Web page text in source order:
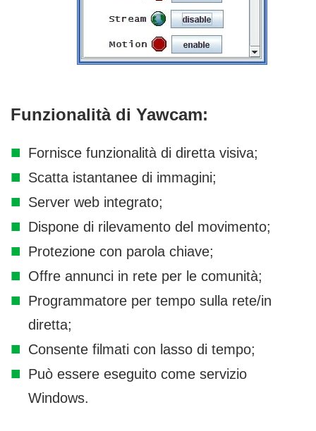
Funzionalità di Yawcam:
Fornisce funzionalità di diretta visiva;
Scatta istantanee di immagini;
Server web integrato;
Dispone di rilevamento del movimento;
Protezione con parola chiave;
Offre annunci in rete per le comunità;
Programmatore per tempo sulla rete/in
diretta;
Consente filmati con lasso di tempo;
Può essere eseguito come servizio
Windows.